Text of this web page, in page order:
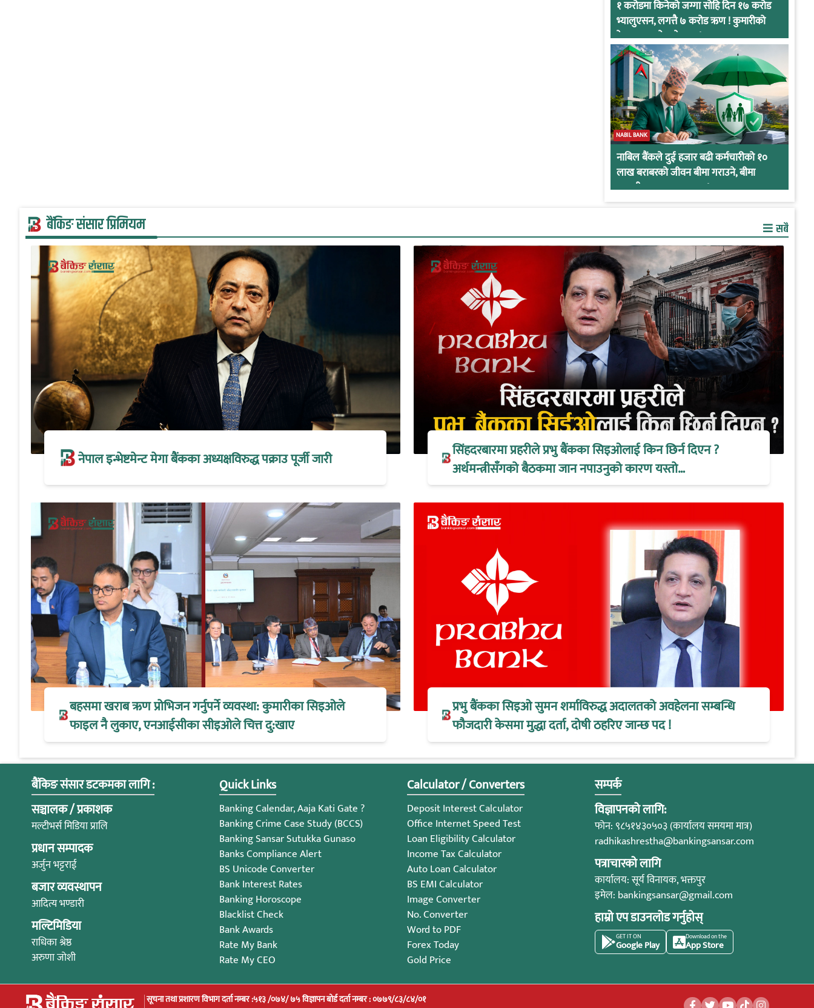
१ करोडमा किनेको जग्गा सोहि दिन १७ करोड
भ्यालुएसन, लगत्तै ७ करोड ऋण ! कुमारीको
केसमा प्रभुको कनेक्सन !
NABIL BANK
नाबिल बैंकले दुई हजार बढी कर्मचारीको १०
लाख बराबरको जीवन बीमा गराउने, बीमा
कम्पनीबाट प्रस्ताव आह्वान !
बैंकिङ संसार प्रिमियम सबै
नेपाल इन्भेष्टमेन्ट मेगा बैंकका अध्यक्षविरुद्ध पक्राउ पूर्जी जारी
सिंहदरबारमा प्रहरीले प्रभु बैंकका सिइओलाई किन छिर्न दिएन ?
अर्थमन्त्रीसँगको बैठकमा जान नपाउनुको कारण यस्तो…
बहसमा खराब ऋण प्रोभिजन गर्नुपर्ने व्यवस्था: कुमारीका सिइओले
फाइल नै लुकाए, एनआईसीका सीइओले चित्त दु:खाए
प्रभु बैंकका सिइओ सुमन शर्माविरुद्ध अदालतको अवहेलना सम्बन्धि
फौजदारी केसमा मुद्धा दर्ता, दोषी ठहरिए जान्छ पद !
बैंकिङ संसार डटकमका लागि :
सञ्चालक / प्रकाशक
मल्टीभर्स मिडिया प्रालि
प्रधान सम्पादक
अर्जुन भट्टराई
बजार व्यवस्थापन
आदित्य भण्डारी
मल्टिमिडिया
राधिका श्रेष्ठ
अरुणा जोशी
Quick Links
Banking Calendar, Aaja Kati Gate ?
Banking Crime Case Study (BCCS)
Banking Sansar Sutukka Gunaso
Banks Compliance Alert
BS Unicode Converter
Bank Interest Rates
Banking Horoscope
Blacklist Check
Bank Awards
Rate My Bank
Rate My CEO
Calculator / Converters
Deposit Interest Calculator
Office Internet Speed Test
Loan Eligibility Calculator
Income Tax Calculator
Auto Loan Calculator
BS EMI Calculator
Image Converter
No. Converter
Word to PDF
Forex Today
Gold Price
सम्पर्क
विज्ञापनको लागि:
फोन: ९८५१४३०५०३ (कार्यालय समयमा मात्र)
radhikashrestha@bankingsansar.com
पत्राचारको लागि
कार्यालय: सूर्य विनायक, भक्तपुर
इमेल: bankingsansar@gmail.com
हाम्रो एप डाउनलोड गर्नुहोस्
GET IT ON
Google Play
Download on the
App Store
सूचना तथा प्रशारण विभाग दर्ता नम्बर :५१३ /०७४/ ७५ विज्ञापन बोर्ड दर्ता नम्बर : ०७७९/८३/८४/०१